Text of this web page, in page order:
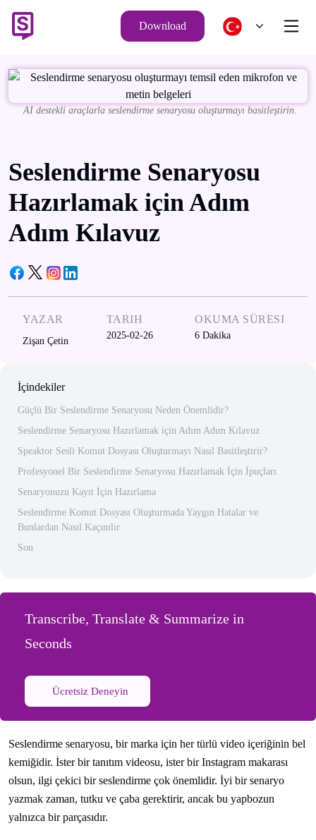
Download
AI destekli araçlarla seslendirme senaryosu oluşturmayı basitleştirin.
Seslendirme Senaryosu
Hazırlamak için Adım
Adım Kılavuz
YAZAR
Zişan Çetin
TARIH
2025-02-26
OKUMA SÜRESI
6 Dakika
İçindekiler
Güçlü Bir Seslendirme Senaryosu Neden Önemlidir?
Seslendirme Senaryosu Hazırlamak için Adım Adım Kılavuz
Speaktor Sesli Komut Dosyası Oluşturmayı Nasıl Basitleştirir?
Profesyonel Bir Seslendirme Senaryosu Hazırlamak İçin İpuçları
Senaryonuzu Kayıt İçin Hazırlama
Seslendirme Komut Dosyası Oluşturmada Yaygın Hatalar ve
Bunlardan Nasıl Kaçınılır
Son
Transcribe, Translate & Summarize in
Seconds
Ücretsiz Deneyin
Seslendirme senaryosu, bir marka için her türlü video içeriğinin bel
kemiğidir. İster bir tanıtım videosu, ister bir Instagram makarası
olsun, ilgi çekici bir seslendirme çok önemlidir. İyi bir senaryo
yazmak zaman, tutku ve çaba gerektirir, ancak bu yapbozun
yalnızca bir parçasıdır.